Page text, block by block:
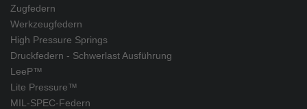
Zugfedern
Werkzeugfedern
High Pressure Springs
Druckfedern - Schwerlast Ausführung
LeeP™
Lite Pressure™
MIL-SPEC-Federn